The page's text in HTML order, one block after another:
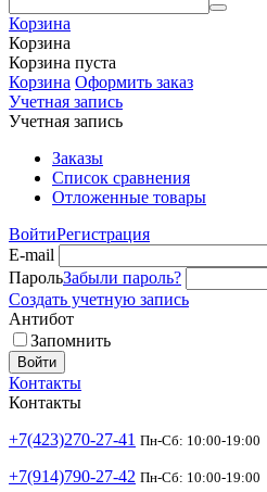
Корзина
Корзина
Корзина пуста
Корзина Оформить заказ
Учетная запись
Учетная запись
Заказы
Список сравнения
Отложенные товары
ВойтиРегистрация
E-mail
ПарольЗабыли пароль?
Создать учетную запись
Антибот
Запомнить
Войти
Контакты
Контакты
+7(423)270-27-41 Пн-Сб: 10:00-19:00
+7(914)790-27-42 Пн-Сб: 10:00-19:00